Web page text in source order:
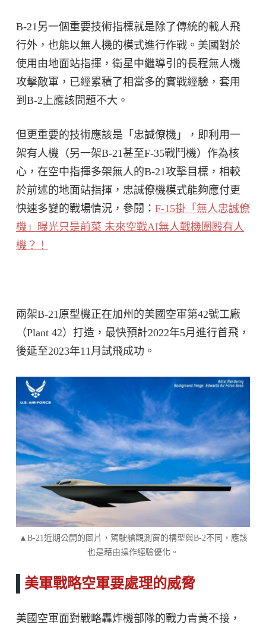
B-21另一個重要技術指標就是除了傳統的載人飛
行外，也能以無人機的模式進行作戰。美國對於
使用由地面站指揮，衛星中繼導引的長程無人機
攻擊敵軍，已經累積了相當多的實戰經驗，套用
到B-2上應該問題不大。
但更重要的技術應該是「忠誠僚機」，即利用一
架有人機（另一架B-21甚至F-35戰鬥機）作為核
心，在空中指揮多架無人的B-21攻擊目標，相較
於前述的地面站指揮，忠誠僚機模式能夠應付更
快速多變的戰場情況，參閱： F-15掛「無人忠誠僚
機」曝光只是前菜 未來空戰AI無人戰機圍毆有人
機？！
兩架B-21原型機正在加州的美國空軍第42號工廠
（Plant 42）打造，最快預計2022年5月進行首飛，
後延至2023年11月試飛成功。
▲B-21近期公開的圖片，駕駛艙觀測窗的構型與B-2不同，應該
也是藉由操作經驗優化。
美軍戰略空軍要處理的威脅
美國空軍面對戰略轟炸機部隊的戰力青黃不接，